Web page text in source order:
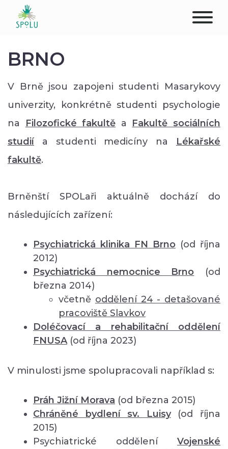
DONATE
PLACES
BRNO
V Brně jsou zapojeni studenti Masarykovy
univerzity, konkrétně studenti psychologie
na
Filozofické fakultě a Fakultě sociálních
studií
a studenti medicíny na
Lékařské
fakultě.
Brněnští SPOLaři aktuálně dochází do
následujících zařízení:
Psychiatrická klinika FN Brno (od října
2012)
Psychiatrická nemocnice Brno
(od
března 2014)
včetně oddělení24 - detašované
pracoviště Slavkov
Doléčovací a rehabilitační oddělení
FNUSA (od října 2023)
V minulosti jsme spolupracovali například s:
Práh Jižní Morava (od března 2015)
Chráněné bydlení sv. Luisy
(od října
2015)
Psychiatrické oddělení Vojenské